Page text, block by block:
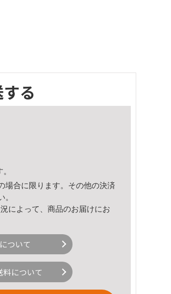
る
場合に限ります。その他の決済
。
によって、商品のお届けにお
ついて
料について